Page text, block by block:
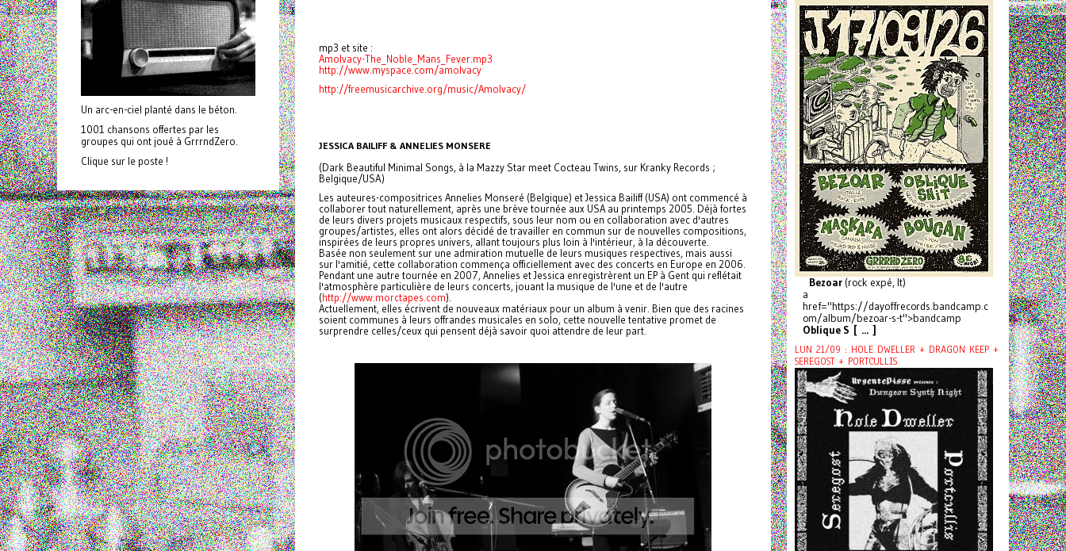
mp3 et site :
Amolvacy-The_Noble_Mans_Fever.mp3
http://www.myspace.com/amolvacy
http://freemusicarchive.org/music/Amolvacy/
JESSICA BAILIFF & ANNELIES MONSERE
(Dark Beautiful Minimal Songs, à la Mazzy Star meet Cocteau Twins, sur Kranky Records ;
Belgique/USA)
Les auteures-compositrices Annelies Monseré (Belgique) et Jessica Bailiff (USA) ont commencé à
collaborer tout naturellement, après une brève tournée aux USA au printemps 2005. Déjà fortes
de leurs divers projets musicaux respectifs, sous leur nom ou en collaboration avec d'autres
groupes/artistes, elles ont alors décidé de travailler en commun sur de nouvelles compositions,
inspirées de leurs propres univers, allant toujours plus loin à l'intérieur, à la découverte.
Basée non seulement sur une admiration mutuelle de leurs musiques respectives, mais aussi
sur l'amitié, cette collaboration commença officiellement avec des concerts en Europe en 2006.
Pendant une autre tournée en 2007, Annelies et Jessica enregistrèrent un EP à Gent qui reflétait
l'atmosphère particulière de leurs concerts, jouant la musique de l'une et de l'autre
(http://www.morctapes.com).
Actuellement, elles écrivent de nouveaux matériaux pour un album à venir. Bien que des racines
soient communes à leurs offrandes musicales en solo, cette nouvelle tentative promet de
surprendre celles/ceux qui pensent déjà savoir quoi attendre de leur part.
Un arc-en-ciel planté dans le béton.
1001 chansons offertes par les
groupes qui ont joué à GrrrndZero.
Clique sur le poste !
Bezoar (rock expé, It)
a
href="https://dayoffrecords.bandcamp.c
om/album/bezoar-s-t">bandcamp
Oblique S [ ... ]
LUN 21/09 : HOLE DWELLER + DRAGON KEEP +
SEREGOST + PORTCULLIS